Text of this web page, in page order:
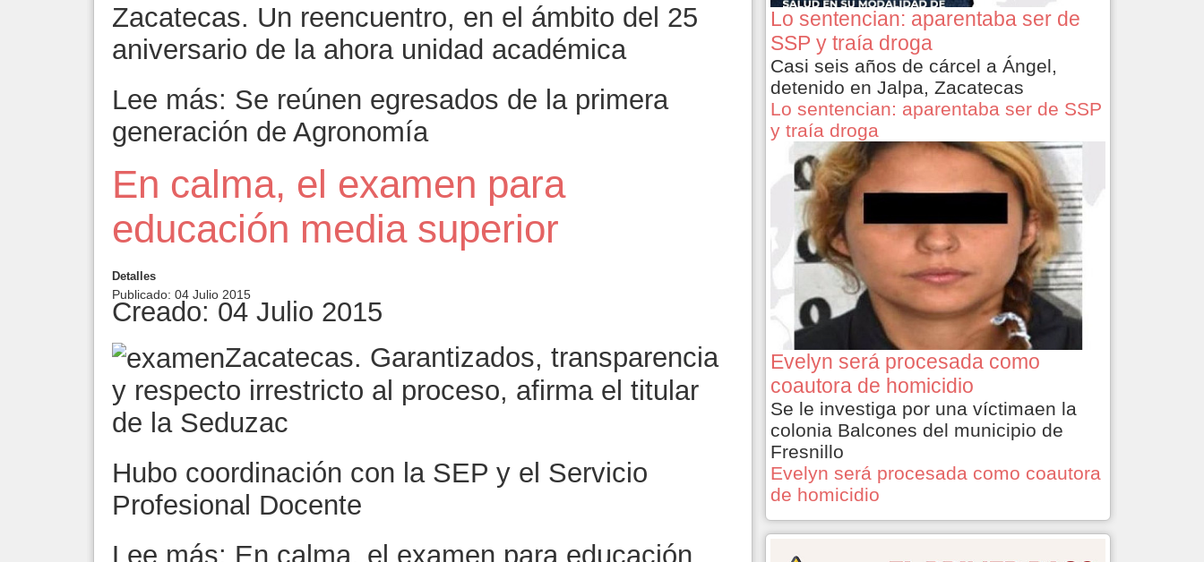
Zacatecas. Un reencuentro, en el ámbito del 25
aniversario de la ahora unidad académica
Lee más: Se reúnen egresados de la primera
generación de Agronomía
En calma, el examen para
educación media superior
Detalles
Publicado: 04 Julio 2015
Creado: 04 Julio 2015
Zacatecas. Garantizados, transparencia
y respecto irrestricto al proceso, afirma el titular
de la Seduzac
Hubo coordinación con la SEP y el Servicio
Profesional Docente
Lee más: En calma, el examen para educación
Lo sentencian: aparentaba ser de
SSP y traía droga
Casi seis años de cárcel a Ángel,
detenido en Jalpa, Zacatecas
Lo sentencian: aparentaba ser de SSP
y traía droga
Evelyn será procesada como
coautora de homicidio
Se le investiga por una víctimaen la
colonia Balcones del municipio de
Fresnillo
Evelyn será procesada como coautora
de homicidio